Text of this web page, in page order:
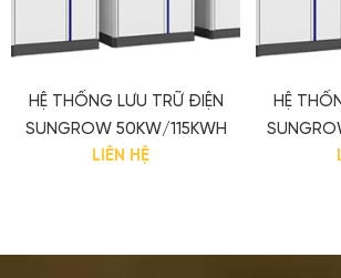
HỆ THỐNG LƯU TRỮ ĐIỆN
SUNGROW 50KW/115KWH
LIÊN HỆ
HỆ